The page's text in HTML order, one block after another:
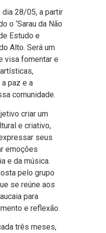
dia 28/05, a partir
o ‘Sarau da Não
Estudo e
Alto. Será um
visa fomentar e
paz e a
comunidade.
criar um
e criativo,
seus
emoções
e da música.
pelo grupo
se reúne aos
para
e reflexão.
três meses,